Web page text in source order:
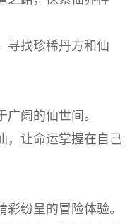
寻找珍稀丹方和仙
阔的仙世间。
，让命运掌握在自己
彩纷呈的冒险体验。